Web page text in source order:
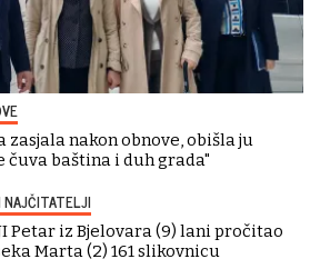
nakon obnove, obišla ju
čuva baština i duh grada"
Petar iz Bjelovara (9) lani pročitao
Marta (2) 161 slikovnicu